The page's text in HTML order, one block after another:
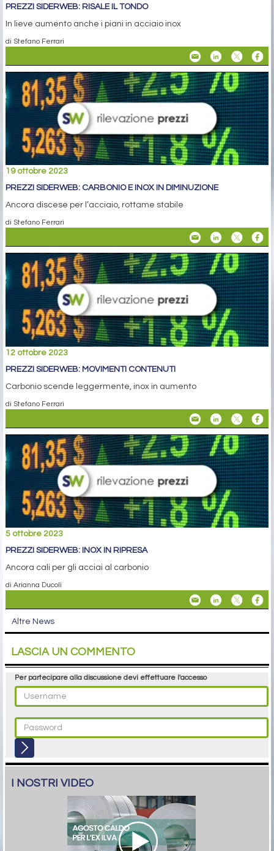
PREZZI SIDERWEB: RISALE IL TONDO
In lieve aumento anche i piani in acciaio inox
di Stefano Ferrari
19 ottobre 2023
PREZZI SIDERWEB: CARBONIO E INOX IN DIMINUZIONE
Ancora discese per l’acciaio, rottame stabile
di Stefano Ferrari
12 ottobre 2023
PREZZI SIDERWEB: MOVIMENTI CONTENUTI
Carbonio scende leggermente, inox in aumento
di Stefano Ferrari
5 ottobre 2023
PREZZI SIDERWEB: INOX IN RIPRESA
Ancora cali per gli acciai al carbonio
di Arianna Ducoli
Altre News
LASCIA UN COMMENTO
Per partecipare alla discussione devi effettuare l'accesso
I NOSTRI VIDEO